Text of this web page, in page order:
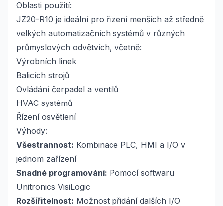
Oblasti použití:
JZ20-R10 je ideální pro řízení menších až středně
velkých automatizačních systémů v různých
průmyslových odvětvích, včetně:
Výrobních linek
Balicích strojů
Ovládání čerpadel a ventilů
HVAC systémů
Řízení osvětlení
Výhody:
Všestrannost: Kombinace PLC, HMI a I/O v
jednom zařízení
Snadné programování: Pomocí softwaru
Unitronics VisiLogic
Rozšiřitelnost: Možnost přidání dalších I/O